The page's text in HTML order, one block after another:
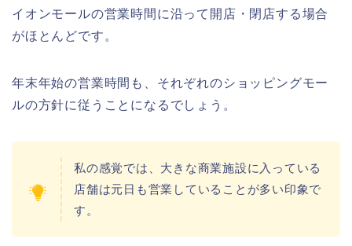
イオンモールの営業時間に沿って開店・閉店する場合
がほとんどです。
年末年始の営業時間も、それぞれのショッピングモー
ルの方針に従うことになるでしょう。
私の感覚では、大きな商業施設に入っている
店舗は元日も営業していることが多い印象で
す。